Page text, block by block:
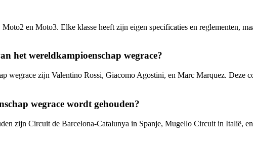
en Moto3. Elke klasse heeft zijn eigen specificaties en reglementen,
het wereldkampioenschap wegrace?
wegrace zijn Valentino Rossi, Giacomo Agostini, en Marc Marquez. Deze
wegrace wordt gehouden?
zijn Circuit de Barcelona-Catalunya in Spanje, Mugello Circuit in Italië,